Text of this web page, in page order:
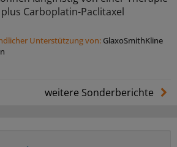
Carboplatin-Paclitaxel
Unterstützung von: GlaxoSmithKline
weitere Sonderberichte